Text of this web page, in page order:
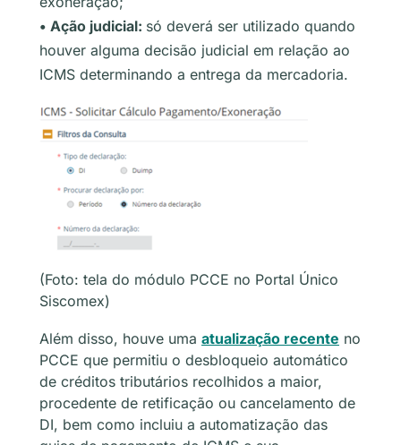
• Ação judicial: só deverá ser utilizado quando
houver alguma decisão judicial em relação ao
ICMS determinando a entrega da mercadoria.
(Foto: tela do módulo PCCE no Portal Único
Siscomex)
Além disso, houve uma atualização recente no
PCCE que permitiu o desbloqueio automático
de créditos tributários recolhidos a maior,
procedente de retificação ou cancelamento de
DI, bem como incluiu a automatização das